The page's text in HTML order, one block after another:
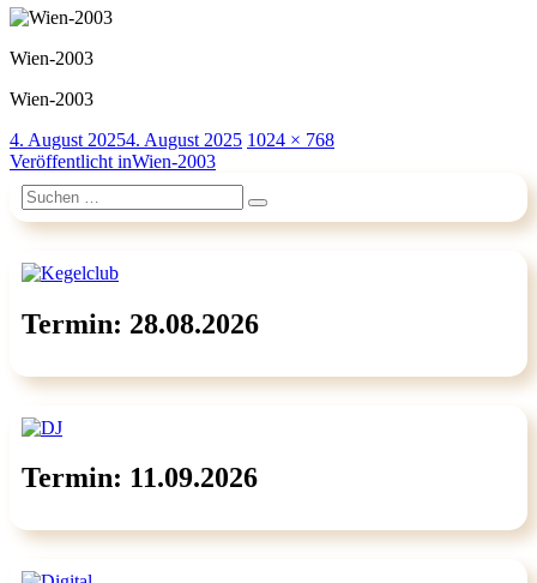
Wien-2003
Wien-2003
Veröffentlicht
am
4. August 20254. August 2025 Originalgröße
1024 × 768
Beitragsnavigation
Veröffentlicht inWien-2003
Suchen
nach:
Suchen
Termin: 28.08.2026
Termin: 11.09.2026